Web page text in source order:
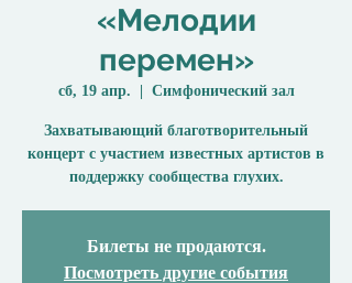
«Мелодии
перемен»
сб, 19 апр. Симфонический зал
Захватывающий благотворительный
концерт с участием известных артистов в
поддержку сообщества глухих.
Билеты не продаются.
Посмотреть другие события